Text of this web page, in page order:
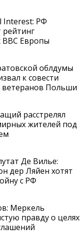
Interest: РФ
рейтинг
ВВС Европы
облдумы
к совести
ветеранов Польши
расстрелял
жителей под
Де Вилье:
дер Ляйен хотят
с РФ
Меркель
правду о целях